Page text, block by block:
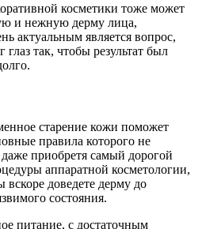
косметики тоже может
и нежную дерму лица,
актуальным является вопрос,
так, чтобы результат был
старение кожи поможет
правила которого не
приобретя самый дорогой
аппаратной косметологии,
доведете дерму до
состояния.
питание, с достаточным